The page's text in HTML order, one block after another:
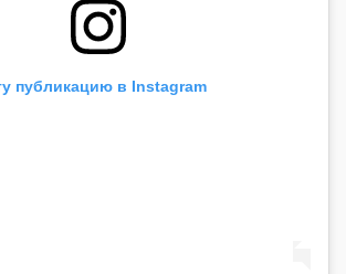
публикацию в Instagram